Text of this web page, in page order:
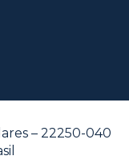
– 22250-040